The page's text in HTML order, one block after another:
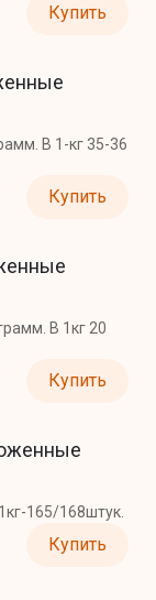
Купить
В 1-кг 35-36
Купить
В 1кг 20
Купить
165/168штук.
Купить